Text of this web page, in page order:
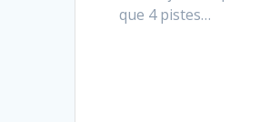
que 4 pistes…